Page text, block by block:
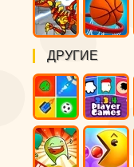
ДРУГИЕ